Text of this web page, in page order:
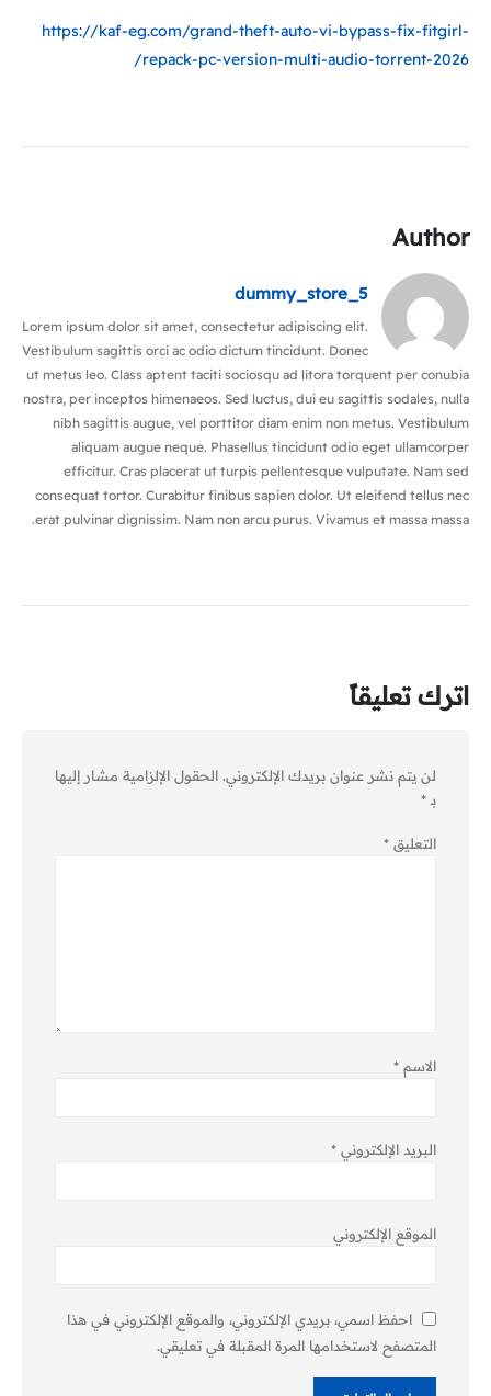
https://kaf-eg.com/grand-theft-auto-vi-bypass-fix-fitgirl-
repack-pc-version-multi-audio-torrent-2026/
Author
dummy_store_5
Lorem ipsum dolor sit amet, consectetur adipiscing elit.
Vestibulum sagittis orci ac odio dictum tincidunt. Donec
ut metus leo. Class aptent taciti sociosqu ad litora torquent per conubia
nostra, per inceptos himenaeos. Sed luctus, dui eu sagittis sodales, nulla
nibh sagittis augue, vel porttitor diam enim non metus. Vestibulum
aliquam augue neque. Phasellus tincidunt odio eget ullamcorper
efficitur. Cras placerat ut turpis pellentesque vulputate. Nam sed
consequat tortor. Curabitur finibus sapien dolor. Ut eleifend tellus nec
erat pulvinar dignissim. Nam non arcu purus. Vivamus et massa massa.
اترك تعليقاً
لن يتم نشر عنوان بريدك الإلكتروني. الحقول الإلزامية مشار إليها
بـ *
التعليق *
الاسم *
البريد الإلكتروني *
الموقع الإلكتروني
احفظ اسمي، بريدي الإلكتروني، والموقع الإلكتروني في هذا
المتصفح لاستخدامها المرة المقبلة في تعليقي.